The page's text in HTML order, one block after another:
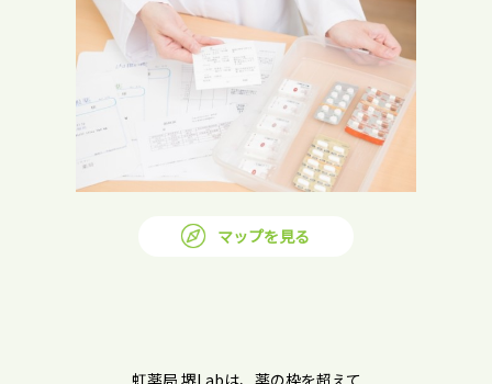
マップを見る
虹薬局 堺Labは、薬の枠を超えて